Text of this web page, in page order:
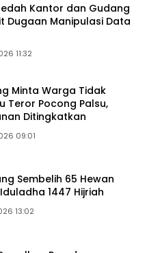
Kantor dan Gudang
Dugaan Manipulasi Data
11:32
Minta Warga Tidak
Teror Pocong Palsu,
Ditingkatkan
09:01
Sembelih 65 Hewan
1447 Hijriah
13:02